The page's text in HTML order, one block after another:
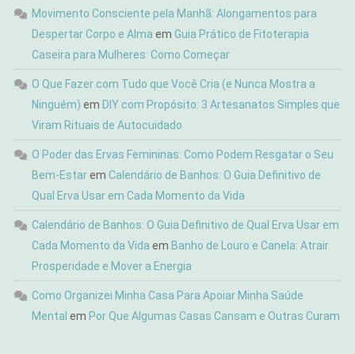
Movimento Consciente pela Manhã: Alongamentos para
Despertar Corpo e Alma em Guia Prático de Fitoterapia
Caseira para Mulheres: Como Começar
O Que Fazer com Tudo que Você Cria (e Nunca Mostra a
Ninguém) em DIY com Propósito: 3 Artesanatos Simples que
Viram Rituais de Autocuidado
O Poder das Ervas Femininas: Como Podem Resgatar o Seu
Bem-Estarem Calendário de Banhos: O Guia Definitivo de
Qual Erva Usar em Cada Momento da Vida
Calendário de Banhos: O Guia Definitivo de Qual Erva Usar em
Cada Momento da Vida em Banho de Louro e Canela: Atrair
Prosperidade e Mover a Energia
Como Organizei Minha Casa Para Apoiar Minha Saúde
Mental em Por Que Algumas Casas Cansam e Outras Curam